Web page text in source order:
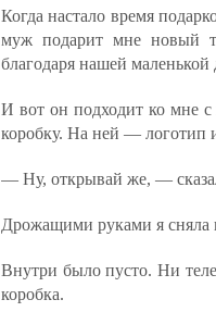
Когда настало время
муж подарит мне новый
благодаря нашей маленькой
И вот он подходит ко мне
коробку. На ней — логотип
— Ну, открывай же, —
Дрожащими руками я
Внутри было пусто. Ни
коробка.